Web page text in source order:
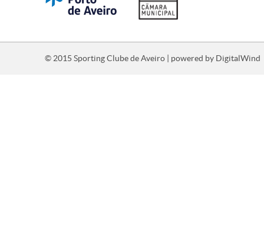
© 2015 Sporting Clube de Aveiro | powered by DigitalWind